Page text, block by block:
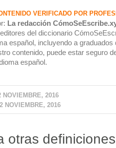
VERIFICADO POR
La redacción
del diccionario
español, incluyendo a
contenido, puede estar seguro
español.
NOVIEMBRE, 2016
NOVIEMBRE, 2016
otras